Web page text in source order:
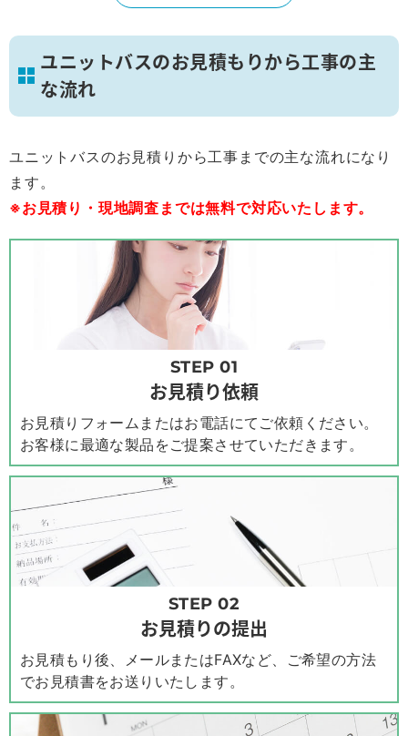
ユニットバスのお見積もりから工事の主
な流れ
ユニットバスのお見積りから工事までの主な流れになり
ます。
※お見積り・現地調査までは無料で対応いたします。
STEP 01
お見積り依頼
お見積りフォームまたはお電話にてご依頼ください。
お客様に最適な製品をご提案させていただきます。
STEP 02
お見積りの提出
お見積もり後、メールまたはFAXなど、ご希望の方法
でお見積書をお送りいたします。